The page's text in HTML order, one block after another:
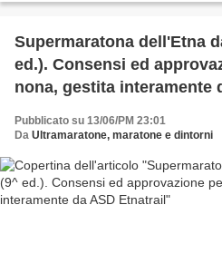
Supermaratona dell'Etna
ed.). Consensi ed
nona, gestita interamente
Pubblicato su 13/06/PM 23:01
Da Ultramaratone, maratone e dintorni